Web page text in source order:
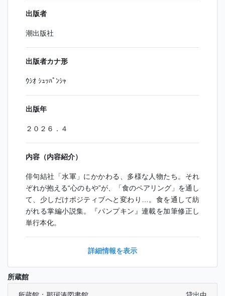
出版者
潮出版社
出版者カナ形
ｳｼｵ ｼｭｯﾊﾟﾝｼｬ
出版年
２０２６．４
内容（内容紹介）
俳句結社「水軍」にかかわる、多様な人物たち。それ
ぞれが抱える“心のもや”が、「食のペアリング」を通し
て、少しだけポジティブへと変わり…。食を通して紡
がれる掌編小説集。『パンプキン』連載を加筆修正し
単行本化。
詳細情報を表示
所蔵館